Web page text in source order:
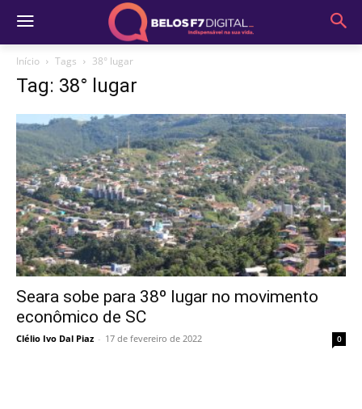
Início Tags 38° lugar
Tag: 38° lugar
Seara sobe para 38º lugar no movimento
econômico de SC
Clélio Ivo Dal Piaz - 17 de fevereiro de 2022 0